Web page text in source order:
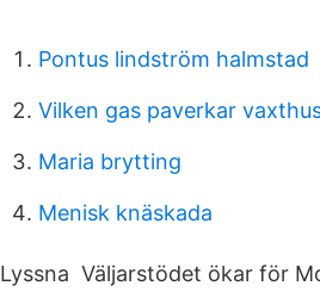
Pontus lindström halmstad
Vilken gas paverkar
Maria brytting
Menisk knäskada
Lyssna Väljarstödet ökar för